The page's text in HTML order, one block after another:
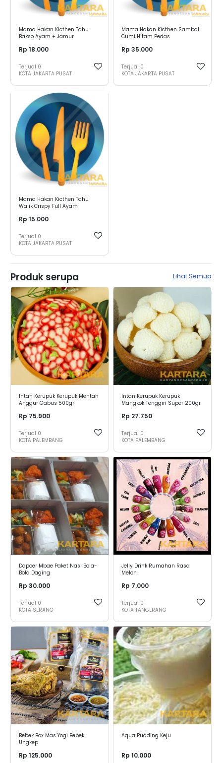
Mama Hakan Kicthen Tahu
Bakso Ayam + Jamur
Rp 18.000
Terjual 0
KOTA JAKARTA PUSAT
Mama Hakan Kicthen Sambal
Cumi Hitam Pedas
Rp 35.000
Terjual 0
KOTA JAKARTA PUSAT
Mama Hakan Kicthen Tahu
Walik Crispy Full Ayam
Rp 15.000
Terjual 0
KOTA JAKARTA PUSAT
Produk serupa Lihat Semua
Intan Kerupuk Kerupuk Mentah
Anggur Gabus 500gr
Rp 75.900
Terjual 0
KOTA PALEMBANG
Intan Kerupuk Kerupuk
Mangkok Tenggiri Super 200gr
Rp 27.750
Terjual 0
KOTA PALEMBANG
Dapoer Mbae Paket Nasi Bola-
Bola Daging
Rp 30.000
Terjual 0
KOTA SERANG
Jelly Drink Rumahan Rasa
Melon
Rp 7.000
Terjual 0
KOTA TANGERANG
Bebek Box Mas Yogi Bebek
Ungkep
Rp 125.000
Aqua Pudding Keju
Rp 10.000